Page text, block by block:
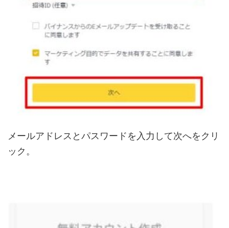
メールアドレスとパスワードを入力して次へをクリ
ック。